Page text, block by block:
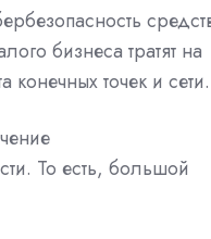
бизнеса тратят на
точек и сети.
То есть, большой